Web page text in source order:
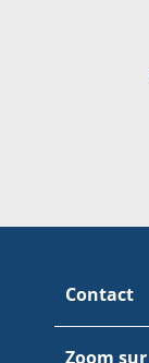
Contact
Zoom sur